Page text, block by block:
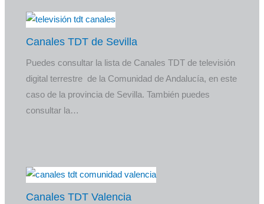
Canales TDT de Sevilla
Puedes consultar la lista de Canales TDT de televisión
digital terrestre de la Comunidad de Andalucía, en este
caso de la provincia de Sevilla. También puedes
consultar la…
Canales TDT Valencia